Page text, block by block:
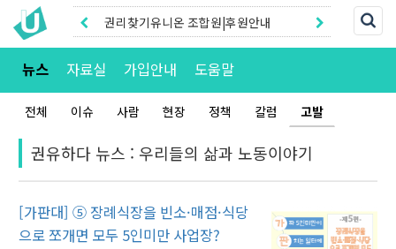
권리찾기유니온 조합원|후원안내
권리찾기센터 온라인신청|상담톡
뉴스 자료실 가입안내 도움말
전체 이슈 사람 현장 정책 칼럼 고발
권유하다 뉴스 : 우리들의 삶과 노동이야기
[가판대] ⑤ 장례식장을 빈소·매점·식당
으로 쪼개면 모두 5인미만 사업장?